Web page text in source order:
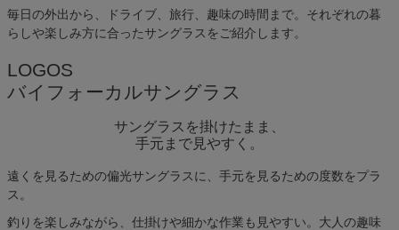
毎日の外出から、ドライブ、旅行、趣味の時間まで。それぞれの暮
らしや楽しみ方に合ったサングラスをご紹介します。
LOGOS
バイフォーカルサングラス
サングラスを掛けたまま、
手元まで見やすく。
遠くを見るための偏光サングラスに、手元を見るための度数をプラ
ス。
釣りを楽しみながら、仕掛けや細かな作業も見やすい。大人の趣味